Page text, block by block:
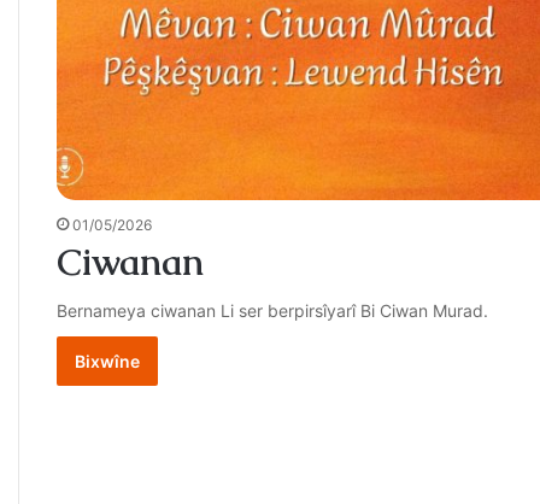
01/05/2026
Ciwanan
Bernameya ciwanan Li ser berpirsîyarî Bi Ciwan Murad.
Bixwîne